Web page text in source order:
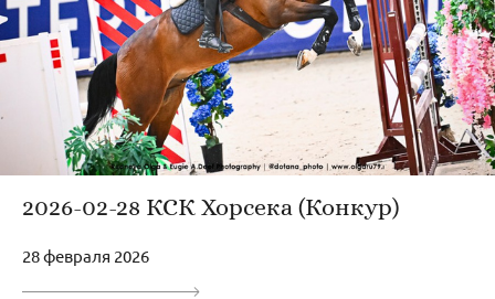
2026-02-28 КСК Хорсека (Конкур)
28 февраля 2026